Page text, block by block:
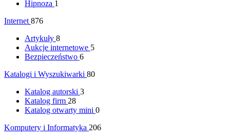
Hipnoza 1
Internet 876
Artykuły 8
Aukcje internetowe 5
Bezpieczeństwo 6
Katalogi i Wyszukiwarki 80
Katalog autorski 3
Katalog firm 28
Katalog otwarty mini 0
Komputery i Informatyka 206